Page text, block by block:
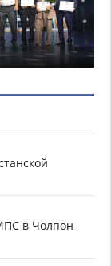
в Чолпон-